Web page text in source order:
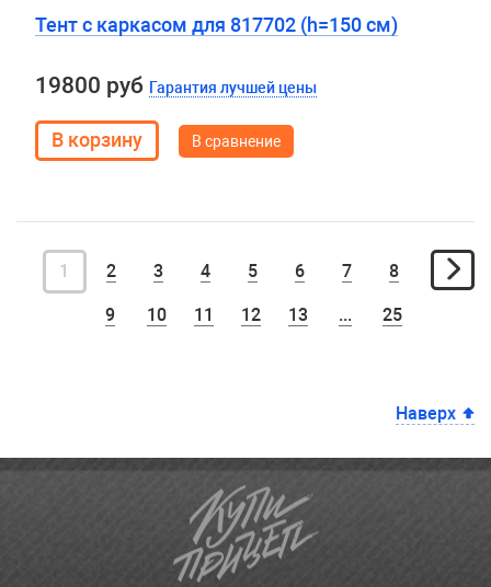
Тент с каркасом для 817702 (h=150 см)
19800 руб Гарантия лучшей цены
В сравнение
1 2 3 4 5 6 7 8
9 10 11 12 13 ... 25
Наверх